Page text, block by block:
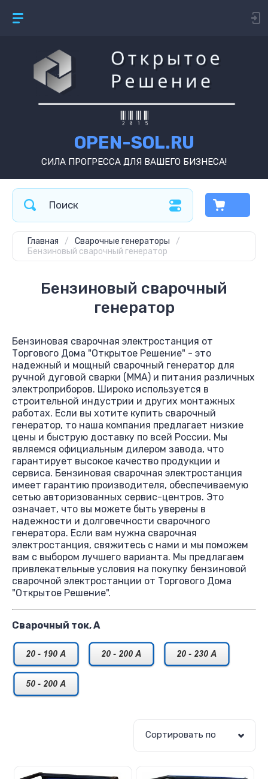
OPEN-SOL.RU
СИЛА ПРОГРЕССА ДЛЯ ВАШЕГО БИЗНЕСА!
Главная / Сварочные генераторы
/
Бензиновый сварочный генератор
Бензиновый сварочный
генератор
Бензиновая сварочная электростанция от
Торгового Дома "Открытое Решение" - это
надежный и мощный сварочный генератор для
ручной дуговой сварки (MMA) и питания различных
электроприборов. Широко используется в
строительной индустрии и других монтажных
работах. Если вы хотите купить сварочный
генератор, то наша компания предлагает низкие
цены и быструю доставку по всей России. Мы
являемся официальным дилером завода, что
гарантирует высокое качество продукции и
сервиса. Бензиновая сварочная электростанция
имеет гарантию производителя, обеспечиваемую
сетью авторизованных сервис-центров. Это
означает, что вы можете быть уверены в
надежности и долговечности сварочного
генератора. Если вам нужна сварочная
электростанция, свяжитесь с нами и мы поможем
вам с выбором лучшего варианта. Мы предлагаем
привлекательные условия на покупку бензиновой
сварочной электростанции от Торгового Дома
"Открытое Решение".
Сварочный ток, А
Сортировать по